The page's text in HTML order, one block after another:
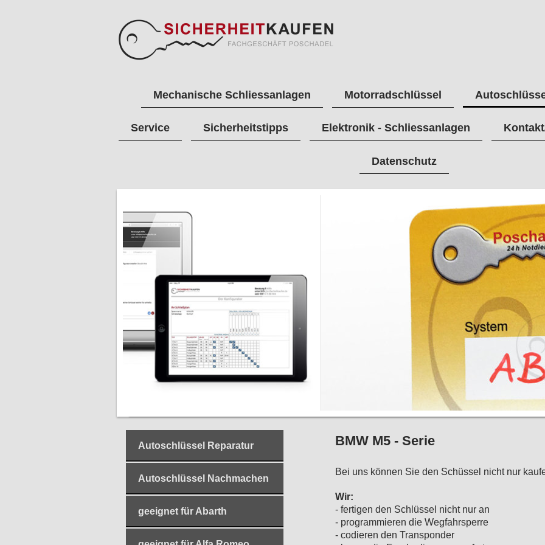
Mechanische Schliessanlagen Motorradschlüssel
Service Sicherheitstipps Elektronik - Schliessanlagen
Datenschutz
BMW M5 - Serie
Bei uns können Sie den Schüssel nicht nur
Wir:
- fertigen den Schlüssel nicht nur an
- programmieren die Wegfahrsperre
- codieren den Transponder
Autoschlüssel Reparatur
Autoschlüssel Nachmachen
geeignet für Abarth